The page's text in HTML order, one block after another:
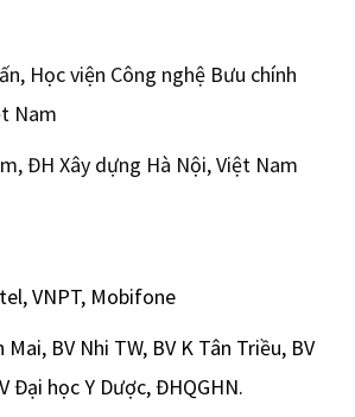
Học viện Công nghệ Bưu chính
Nam
ĐH Xây dựng Hà Nội, Việt Nam
VNPT, Mobifone
Mai, BV Nhi TW, BV K Tân Triều, BV
Đại học Y Dược, ĐHQGHN.